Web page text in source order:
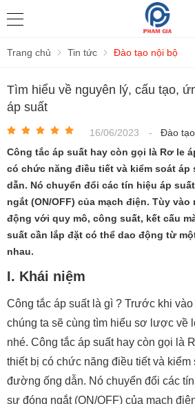
Trang chủ Tin tức Đào tạo nội bộ
Tìm hiểu về nguyên lý, cấu tạo,
áp suất
16/06/2023 -
Đào
Công tắc áp suất hay còn gọi là Rơ le
có chức năng điều tiết và kiểm soát
dẫn. Nó chuyển đổi các tín hiệu áp
ngắt (ON/OFF) của mạch điện. Tùy
động với quy mô, công suất, kết cấu
suất cần lắp đặt có thể dao động từ
nhau.
I. Khái niệm
Công tắc áp suất là gì ? Trước khi
chúng ta sẽ cùng tìm hiểu sơ lược về
nhé. Công tắc áp suất hay còn gọi là
thiết bị có chức năng điều tiết và kiểm
đường ống dẫn. Nó chuyển đổi các
sự đóng ngắt (ON/OFF) của mạch